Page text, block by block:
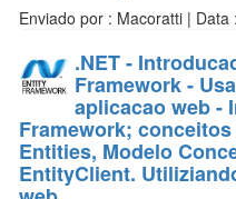
Enviado por : Macoratti |
.NET -
Framework -
aplicacao web -
Framework;
Entities, Modelo
EntityClient.